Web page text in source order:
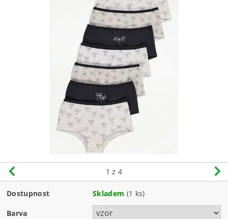
1 z 4
Dostupnost Skladem (1 ks)
Barva